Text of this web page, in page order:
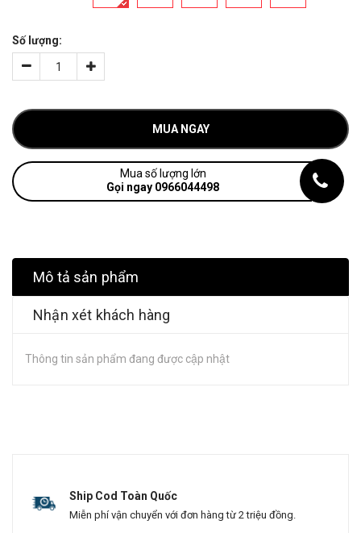
Số lượng:
MUA NGAY
Mua số lượng lớn
Gọi ngay 0966044498
Mô tả sản phẩm
Nhận xét khách hàng
Thông tin sản phẩm đang được cập nhật
Ship Cod Toàn Quốc
Miễn phí vận chuyển với đơn hàng từ 2 triệu đồng.